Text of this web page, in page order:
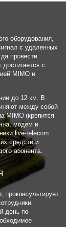
оборудования,
с удаленных
провести
с
MIMO и
до 12 км. В
между собой
MIMO (крепится
модем и
live-telecom
средств и
абонента.
проконсультирует
день по